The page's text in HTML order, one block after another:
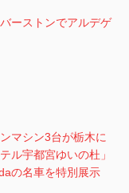
ーストンでアルデゲ
マシン3台が栃木に
ル宇都宮ゆいの杜」
の名車を特別展示